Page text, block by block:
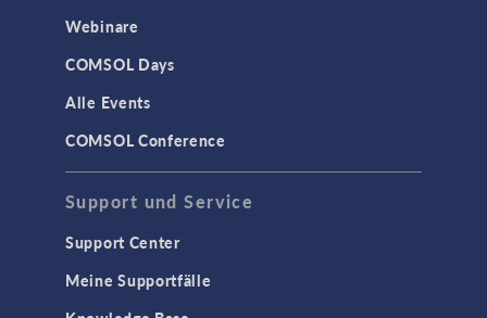
Webinare
COMSOL Days
Alle Events
COMSOL Conference
Support und Service
Support Center
Meine Supportfälle